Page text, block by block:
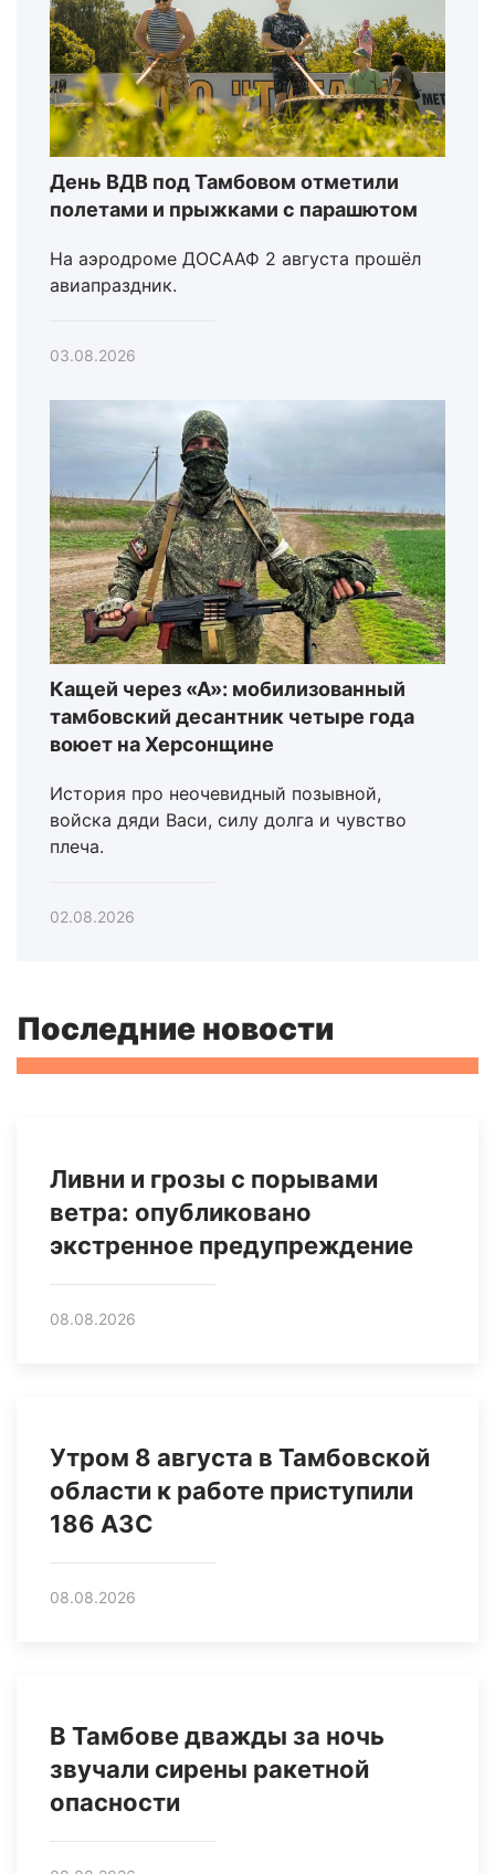
День ВДВ под Тамбовом отметили
полетами и прыжками с парашютом
На аэродроме ДОСААФ 2 августа прошёл
авиапраздник.
03.08.2026
Кащей через «А»: мобилизованный
тамбовский десантник четыре года
воюет на Херсонщине
История про неочевидный позывной,
войска дяди Васи, силу долга и чувство
плеча.
02.08.2026
Последние новости
Ливни и грозы с порывами
ветра: опубликовано
экстренное предупреждение
08.08.2026
Утром 8 августа в Тамбовской
области к работе приступили
186 АЗС
08.08.2026
В Тамбове дважды за ночь
звучали сирены ракетной
опасности